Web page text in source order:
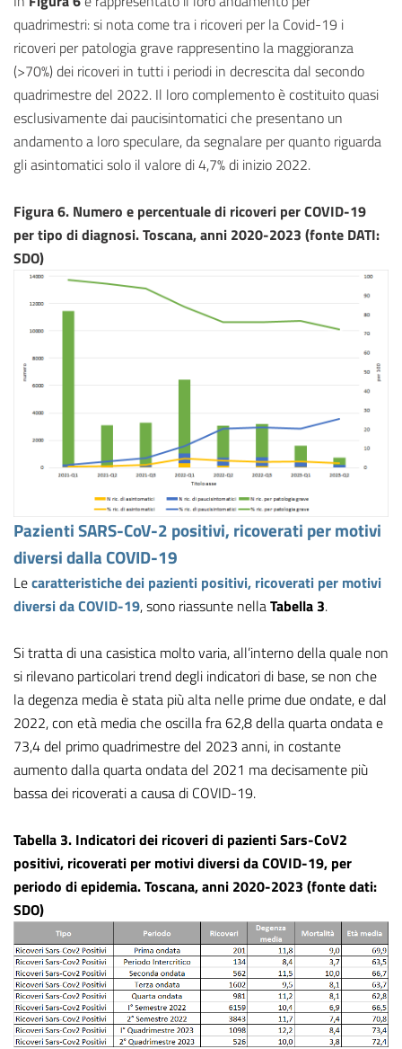
quadrimestri: si nota come tra i ricoveri per la Covid-19 i
ricoveri per patologia grave rappresentino la maggioranza
(>70%) dei ricoveri in tutti i periodi in decrescita dal secondo
quadrimestre del 2022. Il loro complemento è costituito quasi
esclusivamente dai paucisintomatici che presentano un
andamento a loro speculare, da segnalare per quanto riguarda
gli asintomatici solo il valore di 4,7% di inizio 2022.
Figura 6. Numero e percentuale di ricoveri per COVID-19
per tipo di diagnosi. Toscana, anni 2020-2023 (fonte DATI:
SDO)
Pazienti SARS-CoV-2 positivi, ricoverati per motivi
diversi dalla COVID-19
Lecaratteristiche dei pazienti positivi, ricoverati per motivi
diversi da COVID-19, sono riassunte nellaTabella 3.
Si tratta di una casistica molto varia, all’interno della quale non
si rilevano particolari trend degli indicatori di base, se non che
la degenza media è stata più alta nelle prime due ondate, e dal
2022, con età media che oscilla fra 62,8 della quarta ondata e
73,4 del primo quadrimestre del 2023 anni, in costante
aumento dalla quarta ondata del 2021 ma decisamente più
bassa dei ricoverati a causa di COVID-19.
Tabella 3. Indicatori dei ricoveri di pazienti Sars-CoV2
positivi, ricoverati per motivi diversi da COVID-19, per
periodo di epidemia. Toscana, anni 2020-2023 (fonte dati:
SDO)